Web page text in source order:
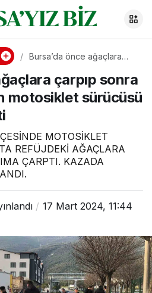
Bursa’da önce ağaçlara
çarpan motosiklet sürücüsü
hayatını kaybetti
çarpıp sonra
motosiklet sürücüsü
MOTOSİKLET
REFÜJDEKİ AĞAÇLARA
ÇARPTI. KAZADA
17 Mart 2024, 11:44